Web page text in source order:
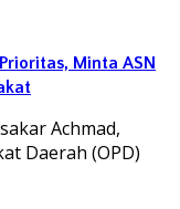
Minta ASN
Achmad,
Daerah (OPD)